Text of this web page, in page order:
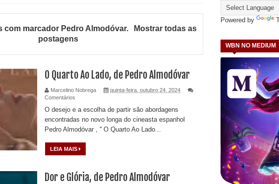
Powered by
WBN NO MEDIUM
com marcador Pedro Almodóvar.
Mostrar todas as
postagens
O Quarto Ao Lado, de Pedro Almodóvar
Marcelino Nobrega
quinta-feira, outubro 24, 2024
Comentários
O desejo e a escolha de partir são abordagens
encontradas no novo longa do cineasta espanhol
Pedro Almodóvar , '' O Quarto Ao Lado...
LEIA MAIS
Dor e Glória, de Pedro Almodóvar